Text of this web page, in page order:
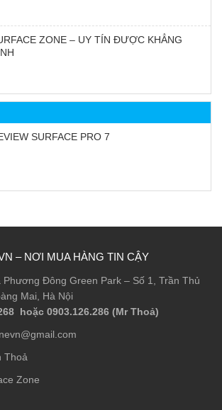
ZONE – UY TÍN ĐƯỢC KHẲNG
SURFACE PRO 7
– NƠI MUA HÀNG TIN CẬY
Phương Đông Green Park – Số 1, Trần Thủ
Mai, Hà Nội
hoặc 0903.126.286 (Mr Thoả)
Thoả
Zone